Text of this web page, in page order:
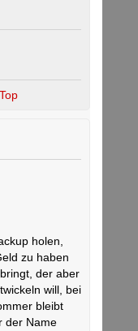
holen,
zu haben
der aber
will, bei
bleibt
der Name